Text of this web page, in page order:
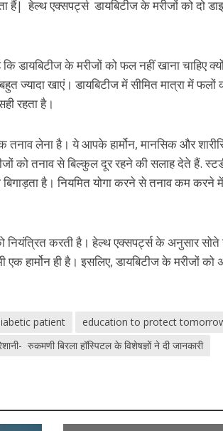
हैं| हेल्थ एक्सपर्ट्स डायबिटीज के मरीजों को दो
डायबिटीज के मरीजों को फल नहीं खाना चाहिए
ज्यादा खाएं। डायबिटीज में सीमित मात्रा में फलों
रहता है।
लेना है। ये आपके हार्मोन, मानसिक और
को तनाव से बिल्कुल दूर रहने की सलाह देते हैं.
है। नियमित योगा करने से तनाव कम करने
नियंत्रित करती है। हेल्थ एक्सपर्ट्स के अनुसार
हार्मोन ही है। इसलिए, डायबिटीज के मरीजों को
patient
education to protect
रुकमणी बिरला हॉस्पिटल के विशेषज्ञों ने दी जानकारी